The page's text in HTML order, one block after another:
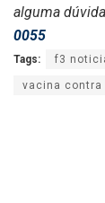
alguma
0055
Tags: f3
vacina contra